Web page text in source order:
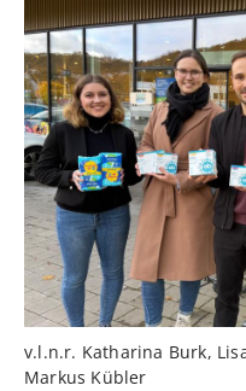
v.l.n.r. Katharina Burk,
Markus Kübler